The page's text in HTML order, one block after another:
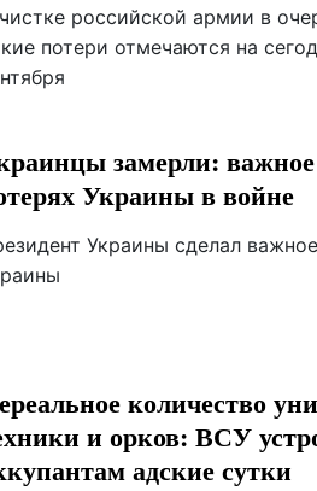
российской армии в
потери отмечаются на
замерли: важное
Украины в войне
Украины сделал
количество
и орков: ВСУ
адские сутки